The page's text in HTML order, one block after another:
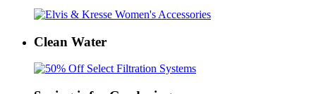
Clean Water